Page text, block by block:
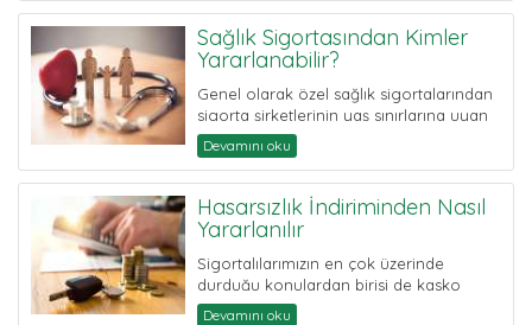
Sağlık Sigortasından Kimler
Yararlanabilir?
Genel olarak özel sağlık sigortalarından
sigorta şirketlerinin yaş sınırlarına uyan
herkes kendisi ve/veya ailesiy...
Devamını oku
Hasarsızlık İndiriminden Nasıl
Yararlanılır
Sigortalılarımızın en çok üzerinde
durduğu konulardan birisi de kasko
poliçelerindeki hasarsızlık in...
Devamını oku